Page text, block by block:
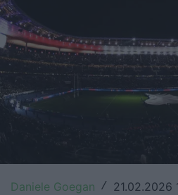
6 Nazioni
United Rugby
Top14
Premiership
Daniele Goegan / 21.02.2026